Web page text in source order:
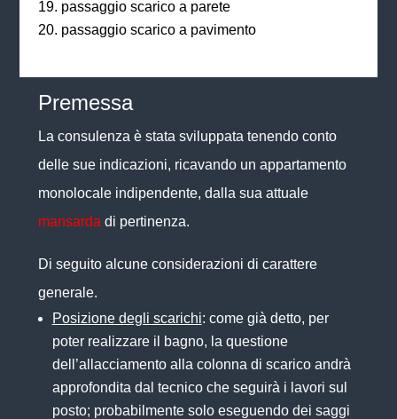
passaggio scarico a parete
passaggio scarico a pavimento
Premessa
La consulenza è stata sviluppata tenendo conto
delle sue indicazioni, ricavando un appartamento
monolocale indipendente, dalla sua attuale
mansarda di pertinenza.
Di seguito alcune considerazioni di carattere
generale.
Posizione degli scarichi: come già detto, per
poter realizzare il bagno, la questione
dell’allacciamento alla colonna di scarico andrà
approfondita dal tecnico che seguirà i lavori sul
posto; probabilmente solo eseguendo dei saggi